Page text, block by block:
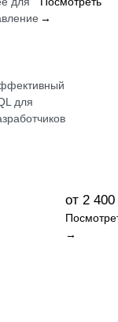
→
для
от 2
→